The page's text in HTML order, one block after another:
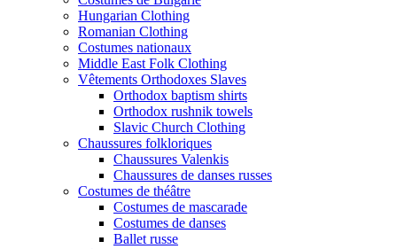
Hungarian Clothing
Romanian Clothing
Costumes nationaux
Middle East Folk Clothing
Vêtements Orthodoxes Slaves
Orthodox baptism shirts
Orthodox rushnik towels
Slavic Church Clothing
Chaussures folkloriques
Chaussures Valenkis
Chaussures de danses russes
Costumes de théâtre
Costumes de mascarade
Costumes de danses
Ballet russe